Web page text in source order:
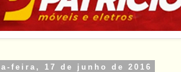
feira, 17 de junho de 2016